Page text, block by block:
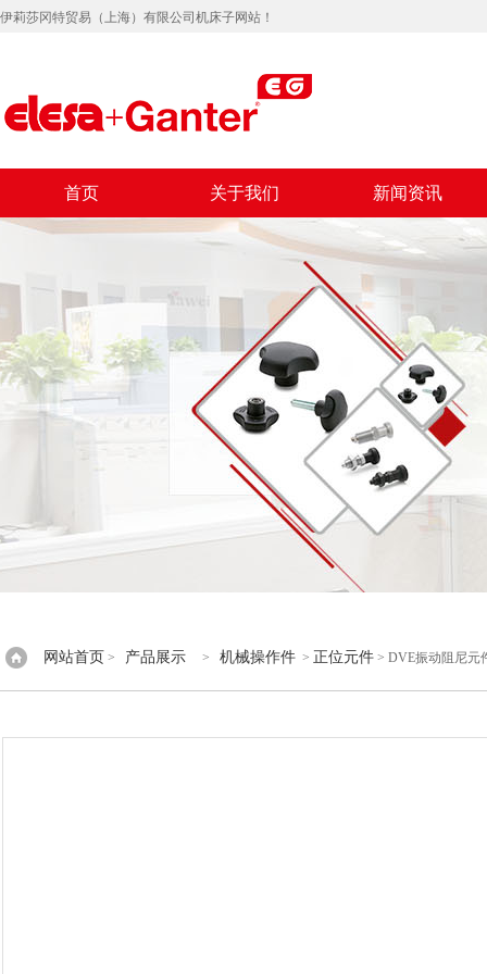
伊莉莎冈特贸易（上海）有限公司机床子网站！
首页 关于我们 新闻资讯
网站首页 > 产品展示 > 机械操作件 > 正位元件 > DVE振动阻尼元